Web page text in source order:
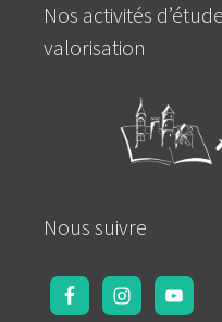
Nos activités
valorisation
Nous suivre